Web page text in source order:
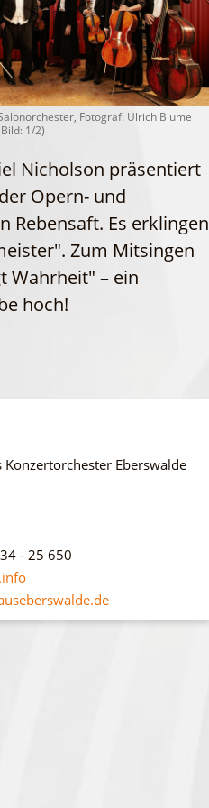
Fotograf: Ulrich Blume
1/2)
Nicholson präsentiert
Opern- und
Rebensaft. Es erklingen
Zum Mitsingen
Wahrheit" – ein
hoch!
Eberswalde
- 25 650